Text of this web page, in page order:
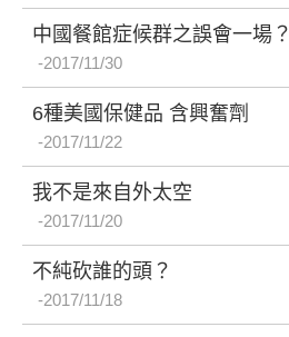
中國餐館症候群之誤會一場？
2017/11/30
6種美國保健品 含興奮劑
2017/11/22
我不是來自外太空
2017/11/20
不純砍誰的頭？
2017/11/18